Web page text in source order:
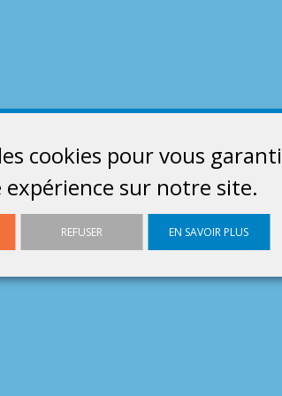
cookies pour vous
expérience sur notre site.
REFUSER EN SAVOIR PLUS